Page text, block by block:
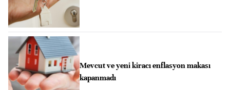
Mevcut ve yeni kiracı enflasyon makası
kapanmadı